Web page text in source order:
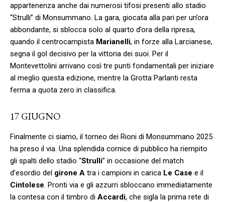
appartenenza anche dai numerosi tifosi presenti allo stadio
“Strulli” di Monsummano. La gara, giocata alla pari per un’ora
abbondante, si sblocca solo al quarto d’ora della ripresa,
quando il centrocampista Marianelli, in forze alla Larcianese,
segna il gol decisivo per la vittoria dei suoi. Per il
Montevettolini arrivano così tre punti fondamentali per iniziare
al meglio questa edizione, mentre la Grotta Parlanti resta
ferma a quota zero in classifica.
17 GIUGNO
Finalmente ci siamo, il torneo dei Rioni di Monsummano 2025
ha preso il via. Una splendida cornice di pubblico ha riempito
gli spalti dello stadio “Strulli” in occasione del match
d’esordio del girone A tra i campioni in carica Le Case e il
Cintolese. Pronti via e gli azzurri sbloccano immediatamente
la contesa con il timbro di Accardi, che sigla la prima rete di